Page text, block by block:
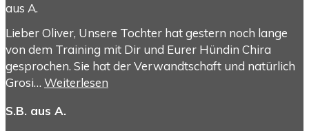
Lieber Oliver, Unsere Tochter hat gestern noch lange
von dem Training mit Dir und Eurer Hündin Chira
gesprochen. Sie hat der Verwandtschaft und natürlich
Grosi… Weiterlesen
S.B. aus A.